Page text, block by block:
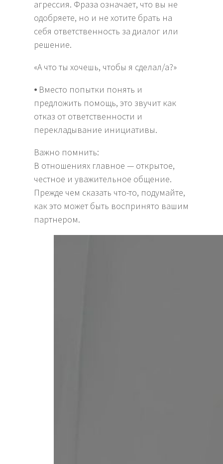
агрессия. Фраза означает, что вы не
одобряете, но и не хотите брать на
себя ответственность за диалог или
решение.
«А что ты хочешь, чтобы я сделал/а?»
⦁ Вместо попытки понять и
предложить помощь, это звучит как
отказ от ответственности и
перекладывание инициативы.
Важно помнить:
В отношениях главное — открытое,
честное и уважительное общение.
Прежде чем сказать что-то, подумайте,
как это может быть воспринято вашим
партнером.